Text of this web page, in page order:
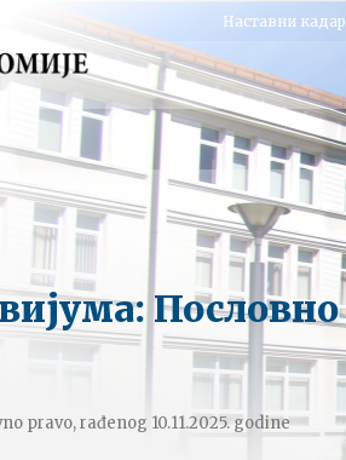
Наставни кадар
Пословно
pravo, rađenog 10.11.2025. godine